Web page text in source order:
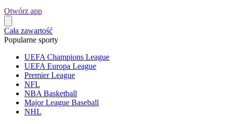
Otwórz app
Cała zawartość
Popularne sporty
UEFA Champions League
UEFA Europa League
Premier League
NFL
NBA Basketball
Major League Baseball
NHL